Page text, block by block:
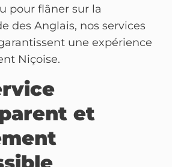
pour flâner sur la
des Anglais, nos services
une expérience
Niçoise.
et